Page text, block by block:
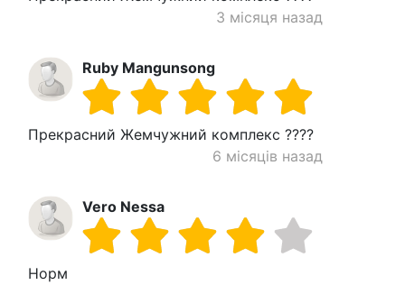
3 місяця назад
Ruby Mangunsong
Прекрасний Жемчужний комплекс ????
6 місяців назад
Vero Nessa
Норм